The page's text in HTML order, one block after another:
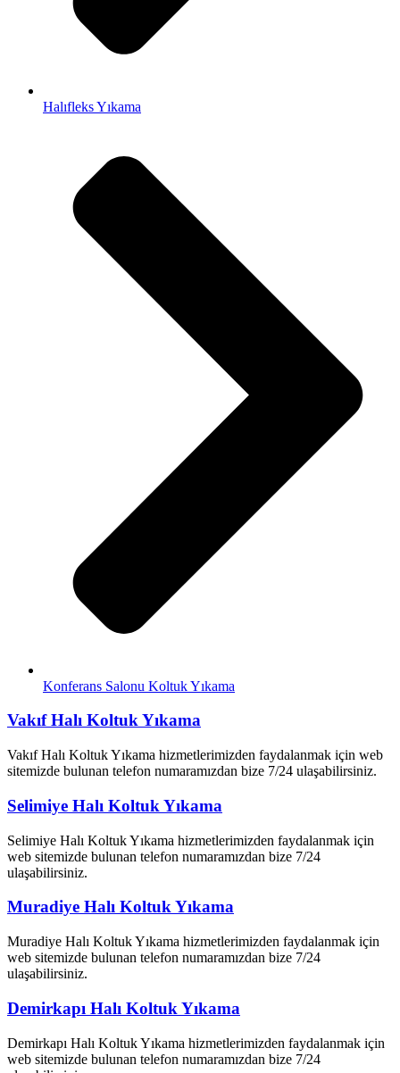
Halıfleks Yıkama
Konferans Salonu Koltuk Yıkama
Vakıf Halı Koltuk Yıkama
Vakıf Halı Koltuk Yıkama hizmetlerimizden faydalanmak için web
sitemizde bulunan telefon numaramızdan bize 7/24 ulaşabilirsiniz.
Selimiye Halı Koltuk Yıkama
Selimiye Halı Koltuk Yıkama hizmetlerimizden faydalanmak için
web sitemizde bulunan telefon numaramızdan bize 7/24
ulaşabilirsiniz.
Muradiye Halı Koltuk Yıkama
Muradiye Halı Koltuk Yıkama hizmetlerimizden faydalanmak için
web sitemizde bulunan telefon numaramızdan bize 7/24
ulaşabilirsiniz.
Demirkapı Halı Koltuk Yıkama
Demirkapı Halı Koltuk Yıkama hizmetlerimizden faydalanmak için
web sitemizde bulunan telefon numaramızdan bize 7/24